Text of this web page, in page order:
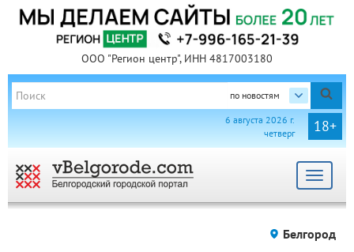
ООО "Регион центр", ИНН 4817003180
по новостям
18+
6 августа 2026 г.
четверг
Toggle
Белгород